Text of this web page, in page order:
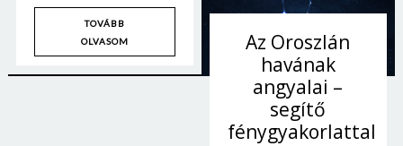
TOVÁBB
OLVASOM
Az Oroszlán
havának
angyalai –
segítő
fénygyakorlattal